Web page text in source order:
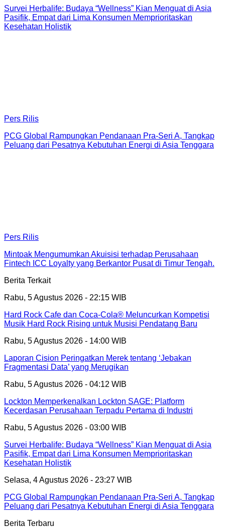
Survei Herbalife: Budaya “Wellness” Kian Menguat di Asia
Pasifik, Empat dari Lima Konsumen Memprioritaskan
Kesehatan Holistik
Pers Rilis
PCG Global Rampungkan Pendanaan Pra-Seri A, Tangkap
Peluang dari Pesatnya Kebutuhan Energi di Asia Tenggara
Pers Rilis
Mintoak Mengumumkan Akuisisi terhadap Perusahaan
Fintech ICC Loyalty yang Berkantor Pusat di Timur Tengah.
Berita Terkait
Rabu, 5 Agustus 2026 - 22:15 WIB
Hard Rock Cafe dan Coca-Cola® Meluncurkan Kompetisi
Musik Hard Rock Rising untuk Musisi Pendatang Baru
Rabu, 5 Agustus 2026 - 14:00 WIB
Laporan Cision Peringatkan Merek tentang ‘Jebakan
Fragmentasi Data’ yang Merugikan
Rabu, 5 Agustus 2026 - 04:12 WIB
Lockton Memperkenalkan Lockton SAGE: Platform
Kecerdasan Perusahaan Terpadu Pertama di Industri
Rabu, 5 Agustus 2026 - 03:00 WIB
Survei Herbalife: Budaya “Wellness” Kian Menguat di Asia
Pasifik, Empat dari Lima Konsumen Memprioritaskan
Kesehatan Holistik
Selasa, 4 Agustus 2026 - 23:27 WIB
PCG Global Rampungkan Pendanaan Pra-Seri A, Tangkap
Peluang dari Pesatnya Kebutuhan Energi di Asia Tenggara
Berita Terbaru